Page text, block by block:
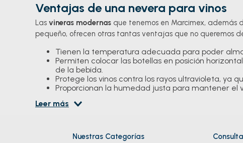
Ventajas de una nevera para vinos
Las vineras modernas que tenemos en Marcimex, además
pequeño, ofrecen otras tantas ventajas que no queremos
Tienen la temperatura adecuada para poder
Permiten colocar las botellas en posición
de la bebida.
Protege los vinos contra los rayos ultravioleta, ya
Proporcionan la humedad justa para mantener el
Leer más
Nuestras Categorías